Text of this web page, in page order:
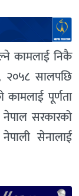
कामलाई निकै
२०५८ सालपछि
कामलाई पूर्णता
सरकारको
सेनालाई